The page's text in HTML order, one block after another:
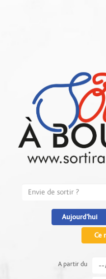
Aujourd'hui
Ce
A partir du